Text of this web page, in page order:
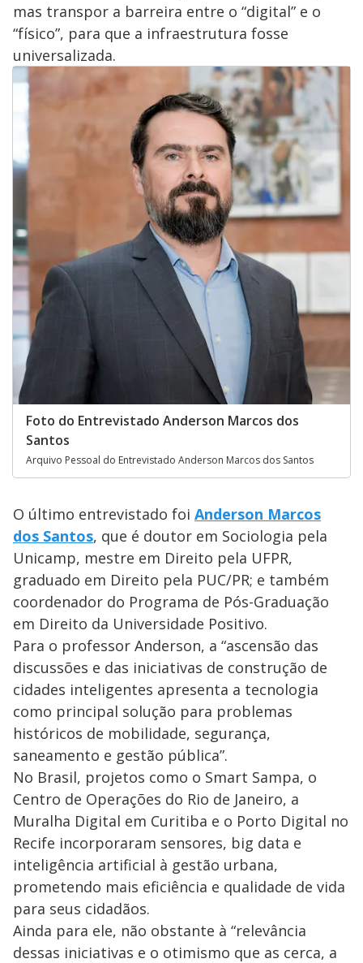
mas transpor a barreira entre o “digital” e o
“físico”, para que a infraestrutura fosse
universalizada.
Foto do Entrevistado Anderson Marcos dos
Santos
Arquivo Pessoal do Entrevistado Anderson Marcos dos Santos
O último entrevistado foi Anderson Marcos
dos Santos, que é doutor em Sociologia pela
Unicamp, mestre em Direito pela UFPR,
graduado em Direito pela PUC/PR; e também
coordenador do Programa de Pós-Graduação
em Direito da Universidade Positivo.
Para o professor Anderson, a “ascensão das
discussões e das iniciativas de construção de
cidades inteligentes apresenta a tecnologia
como principal solução para problemas
históricos de mobilidade, segurança,
saneamento e gestão pública”.
No Brasil, projetos como o Smart Sampa, o
Centro de Operações do Rio de Janeiro, a
Muralha Digital em Curitiba e o Porto Digital no
Recife incorporaram sensores, big data e
inteligência artificial à gestão urbana,
prometendo mais eficiência e qualidade de vida
para seus cidadãos.
Ainda para ele, não obstante à “relevância
dessas iniciativas e o otimismo que as cerca, a